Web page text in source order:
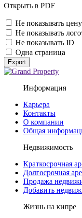
Открыть в PDF
Не показывать цену
Не показывать
Не показывать ID
Одна страница
Export
Информация
Карьера
Контакты
О компании
Общая
Недвижимость
Краткосрочная
Долгосрочная
Продажа
Добавить
Жизнь на кипре